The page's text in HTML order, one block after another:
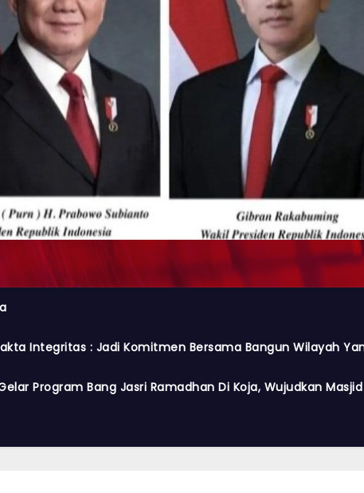
Integritas : Jadi Komitmen Bersama Bangun Wilayah
Program Bang Jasri Ramadhan Di Koja, Wujudkan